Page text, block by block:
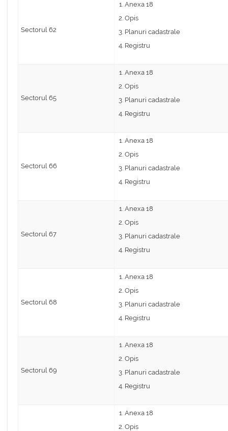
Sectorul 62
Anexa 18
Opis
Planuri cadastrale
Registru
Sectorul 65
Anexa 18
Opis
Planuri cadastrale
Registru
Sectorul 66
Anexa 18
Opis
Planuri cadastrale
Registru
Sectorul 67
Anexa 18
Opis
Planuri cadastrale
Registru
Sectorul 68
Anexa 18
Opis
Planuri cadastrale
Registru
Sectorul 69
Anexa 18
Opis
Planuri cadastrale
Registru
Anexa 18
Opis